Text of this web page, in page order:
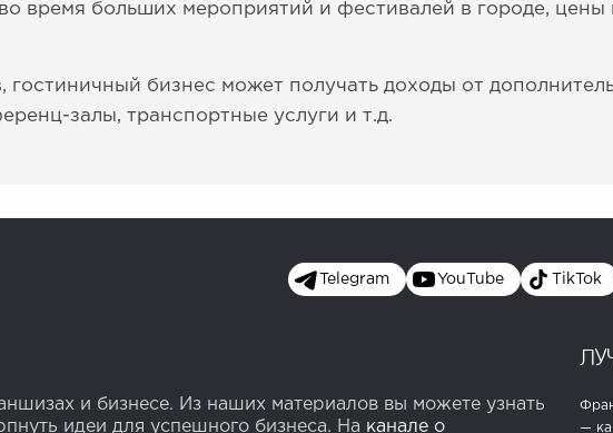
время больших мероприятий и фестивалей в городе, цены
гостиничный бизнес может получать доходы от
залы, транспортные услуги и т.д.
Telegram YouTube TikTok
и бизнесе. Из наших материалов вы можете узнать
идеи для успешного бизнеса. На канале о
—